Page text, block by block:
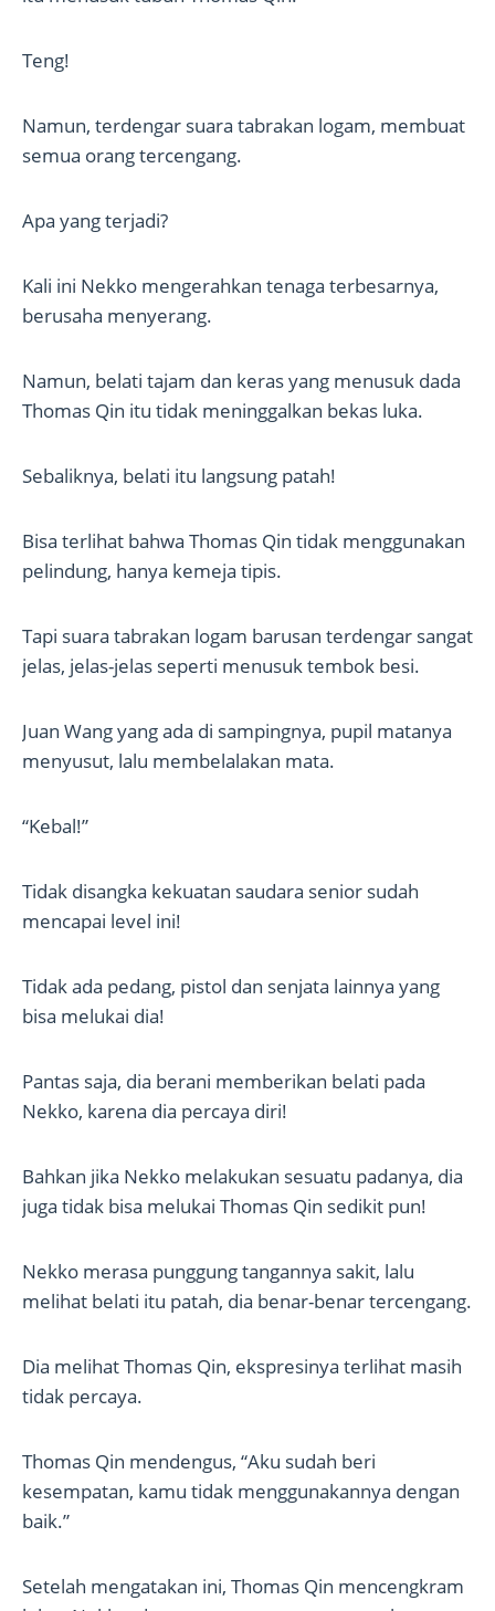
Teng!
Namun, terdengar suara tabrakan logam, membuat
semua orang tercengang.
Apa yang terjadi?
Kali ini Nekko mengerahkan tenaga terbesarnya,
berusaha menyerang.
Namun, belati tajam dan keras yang menusuk dada
Thomas Qin itu tidak meninggalkan bekas luka.
Sebaliknya, belati itu langsung patah!
Bisa terlihat bahwa Thomas Qin tidak menggunakan
pelindung, hanya kemeja tipis.
Tapi suara tabrakan logam barusan terdengar sangat
jelas, jelas-jelas seperti menusuk tembok besi.
Juan Wang yang ada di sampingnya, pupil matanya
menyusut, lalu membelalakan mata.
“Kebal!”
Tidak disangka kekuatan saudara senior sudah
mencapai level ini!
Tidak ada pedang, pistol dan senjata lainnya yang
bisa melukai dia!
Pantas saja, dia berani memberikan belati pada
Nekko, karena dia percaya diri!
Bahkan jika Nekko melakukan sesuatu padanya, dia
juga tidak bisa melukai Thomas Qin sedikit pun!
Nekko merasa punggung tangannya sakit, lalu
melihat belati itu patah, dia benar-benar tercengang.
Dia melihat Thomas Qin, ekspresinya terlihat masih
tidak percaya.
Thomas Qin mendengus, “Aku sudah beri
kesempatan, kamu tidak menggunakannya dengan
baik.”
Setelah mengatakan ini, Thomas Qin mencengkram